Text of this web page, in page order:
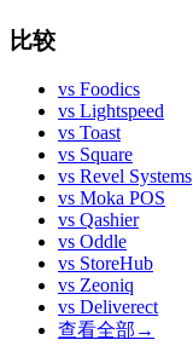
比较
vs Foodics
vs Lightspeed
vs Toast
vs Square
vs Revel Systems
vs Moka POS
vs Qashier
vs Oddle
vs StoreHub
vs Zeoniq
vs Deliverect
查看全部 →